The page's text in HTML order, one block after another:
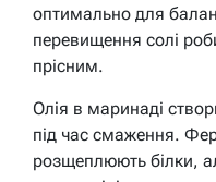
оптимально для
перевищення солі
прісним.
Олія в маринаді
під час смаження.
розщеплюють білки,